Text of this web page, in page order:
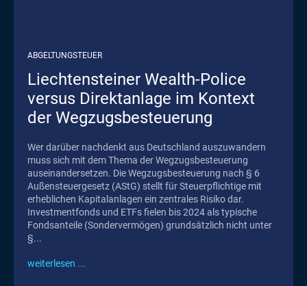
ABGELTUNGSTEUER
Liechtensteiner Wealth-Police
versus Direktanlage im Kontext
der Wegzugsbesteuerung
Wer darüber nachdenkt aus Deutschland auszuwandern
muss sich mit dem Thema der Wegzugsbesteuerung
auseinandersetzen. Die Wegzugsbesteuerung nach § 6
Außensteuergesetz (AStG) stellt für Steuerpflichtige mit
erheblichen Kapitalanlagen ein zentrales Risiko dar.
Investmentfonds und ETFs fielen bis 2024 als typische
Fondsanteile (Sondervermögen) grundsätzlich nicht unter
§...
weiterlesen ...